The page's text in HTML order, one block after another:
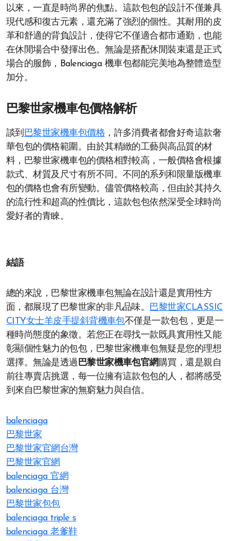
以來，一直是時尚界的焦點。這款包包的設計不僅兼具
現代感和復古元素，還充滿了強烈的個性。其耐用的皮
革和舒適的背負設計，使得它不僅適合都市通勤，也能
在休閒場合中發揮出色。無論是搭配休閒裝束還是正式
場合的服飾，Balenciaga 機車包都能完美地為整體造型
加分。
巴黎世家機車包價格解析
談到巴黎世家機車包價格 ，許多消費者都會好奇這款奢
華包包的價格範圍。由於其精緻的工藝與高品質的材
料，巴黎世家機車包的價格相對較高，一般價格會根據
款式、材質及尺寸有所不同。不同的系列和限量版機車
包的價格也會有所變動。儘管價格較高，但由於其持久
的流行性和超高的性價比，這款包包依然深受全球時尚
愛好者的青睞。
結語
總的來說，巴黎世家機車包無論在設計還是實用性方
面，都展現了巴黎世家的非凡品味。 巴黎世家CLASSIC
CITY女士羊皮手提斜背機車包不僅是一款包包，更是一
種時尚態度的象徵。若您正在尋找一款既具實用性又能
彰顯個性魅力的包包，巴黎世家機車包無疑是您的理想
選擇。無論是透過巴黎世家機車包官網購買，還是親自
前往專賣店挑選，每一位擁有這款包包的人，都將感受
到來自巴黎世家的無窮魅力與自信。
balenciaga
巴黎世家
巴黎世家官網台灣
巴黎世家官網
balenciaga 官網
balenciaga 台灣
巴黎世家包包
balenciaga triple s
balenciaga 老爹鞋